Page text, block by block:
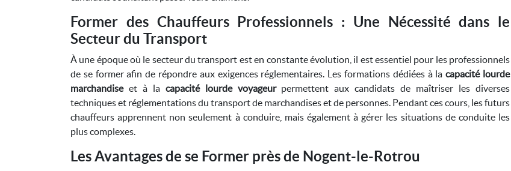
Former des Chauffeurs Professionnels : Une Nécessité dans le
Secteur du Transport
À une époque où le secteur du transport est en constante évolution, il est essentiel pour les professionnels
de se former afin de répondre aux exigences réglementaires. Les formations dédiées à lacapacité lourde
marchandiseet à la capacité lourde voyageurpermettent aux candidats de maîtriser les diverses
techniques et réglementations du transport de marchandises et de personnes. Pendant ces cours, les futurs
chauffeurs apprennent non seulement à conduire, mais également à gérer les situations de conduite les
plus complexes.
Les Avantages de se Former près de Nogent-le-Rotrou